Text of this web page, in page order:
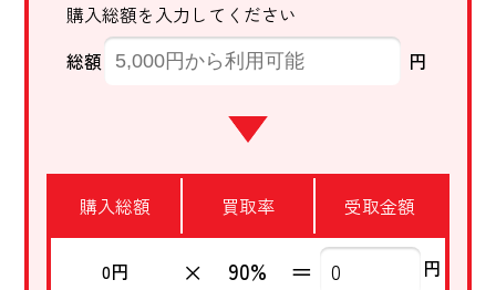
購入総額を入力してください
総額
円
購入総額 買取率 受取金額
0円 90%
× ＝ 円